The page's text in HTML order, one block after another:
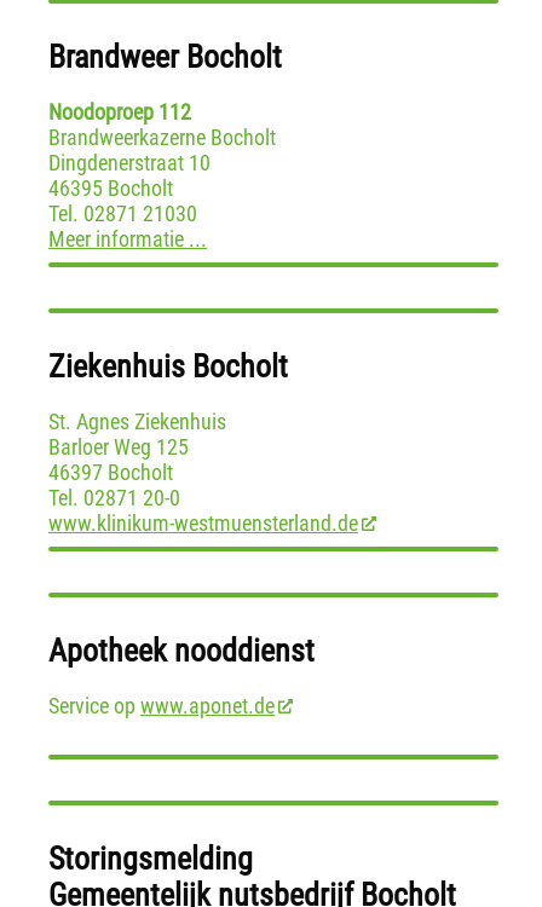
Brandweer Bocholt
Noodoproep 112
Brandweerkazerne Bocholt
Dingdenerstraat 10
46395 Bocholt
Tel. 02871 21030
Meer informatie ...
Ziekenhuis Bocholt
St. Agnes Ziekenhuis
Barloer Weg 125
46397 Bocholt
Tel. 02871 20-0
www.klinikum-westmuensterland.de
Apotheek nooddienst
Service op www.aponet.de
Storingsmelding
Gemeentelijk nutsbedrijf Bocholt